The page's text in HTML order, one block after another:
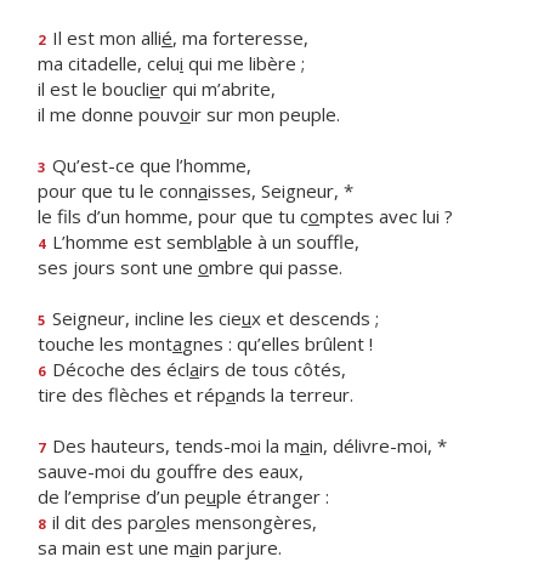
2 Il est mon allié, ma forteresse,
ma citadelle, celui qui me libère ;
il est le bouclier qui m’abrite,
il me donne pouvoir sur mon peuple.
3 Qu’est-ce que l’homme,
pour que tu le connaisses, Seigneur, *
le fils d’un homme, pour que tu comptes avec lui ?
4 L’homme est semblable à un souffle,
ses jours sont une ombre qui passe.
5 Seigneur, incline les cieux et descends ;
touche les montagnes : qu’elles brûlent !
6 Décoche des éclairs de tous côtés,
tire des flèches et répands la terreur.
7 Des hauteurs, tends-moi la main, délivre-moi, *
sauve-moi du gouffre des eaux,
de l’emprise d’un peuple étranger :
8 il dit des paroles mensongères,
sa main est une main parjure.